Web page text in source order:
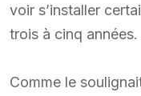
voir s’installer
trois à cinq années.
Comme le